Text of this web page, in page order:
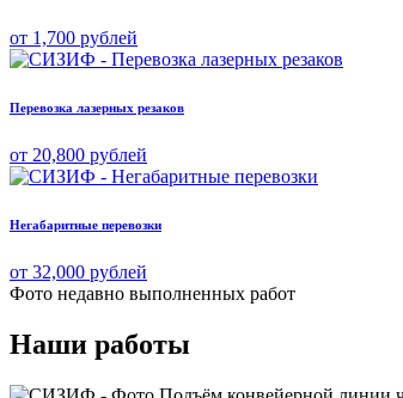
от 1,700 рублей
Перевозка лазерных резаков
от 20,800 рублей
Негабаритные перевозки
от 32,000 рублей
Фото недавно выполненных работ
Наши работы